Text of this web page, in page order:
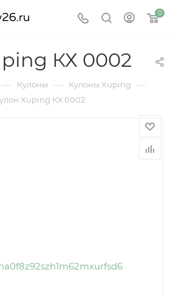
0
КХ 0002
— Кулоны — Кулоны Xuping —
Xuping КХ 0002